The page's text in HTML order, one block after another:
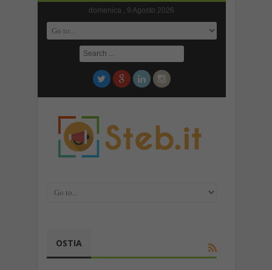
domenica , 9 Agosto 2026
OSTIA